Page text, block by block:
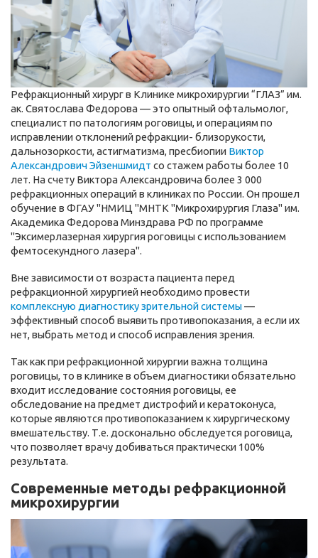
Рефракционный хирург в Клинике микрохирургии “ГЛАЗ” им.
ак. Святослава Федорова — это опытный офтальмолог,
специалист по патологиям роговицы, и операциям по
исправлении отклонений рефракции- близорукости,
дальнозоркости, астигматизма, пресбиопии Виктор
Александрович Эйзеншмидт со стажем работы более 10
лет. На счету Виктора Александровича более 3 000
рефракционных операций в клиниках по России. Он прошел
обучение в ФГАУ "НМИЦ "МНТК "Микрохирургия Глаза" им.
Академика Федорова Минздрава РФ по программе
"Эксимерлазерная хирургия роговицы с использованием
фемтосекундного лазера".
Вне зависимости от возраста пациента перед
рефракционной хирургией необходимо провести
комплексную диагностику зрительной системы—
эффективный способ выявить противопоказания, а если их
нет, выбрать метод и способ исправления зрения.
Так как при рефракционной хирургии важна толщина
роговицы, то в клинике в объем диагностики обязательно
входит исследование состояния роговицы, ее
обследование на предмет дистрофий и кератоконуса,
которые являются противопоказанием к хирургическому
вмешательству. Т.е. досконально обследуется роговица,
что позволяет врачу добиваться практически 100%
результата.
Современные методы рефракционной
микрохирургии